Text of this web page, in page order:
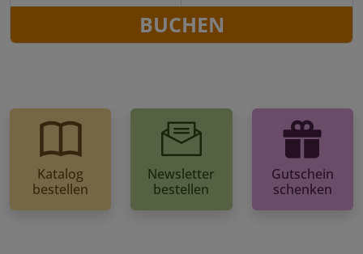
BUCHEN
Katalog
bestellen
Newsletter
bestellen
Gutschein
schenken